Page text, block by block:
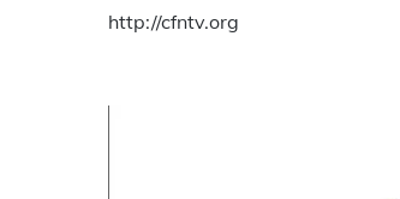
http://cfntv.org